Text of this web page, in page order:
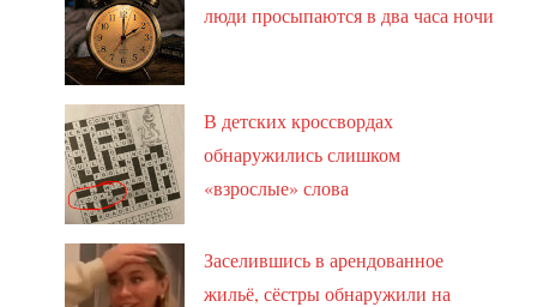
люди просыпаются в два часа ночи
В детских кроссвордах
обнаружились слишком
«взрослые» слова
Заселившись в арендованное
жильё, сёстры обнаружили на